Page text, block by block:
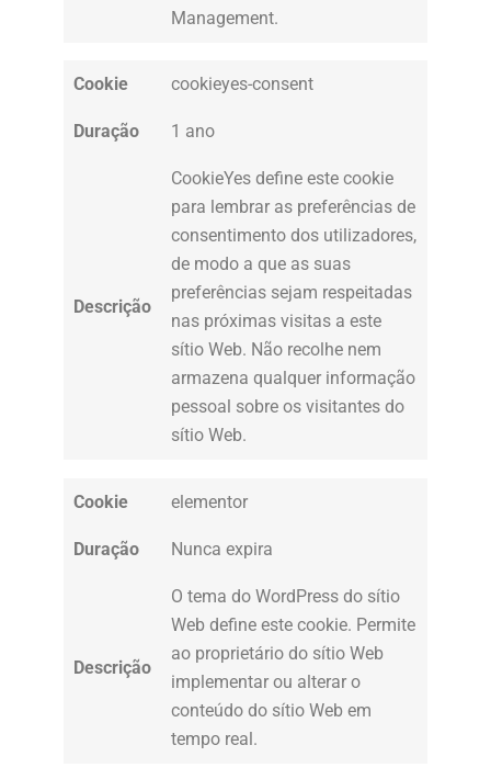
Management.
Cookie cookieyes-consent
Duração 1 ano
Descrição
CookieYes define este cookie
para lembrar as preferências de
consentimento dos utilizadores,
de modo a que as suas
preferências sejam respeitadas
nas próximas visitas a este
sítio Web. Não recolhe nem
armazena qualquer informação
pessoal sobre os visitantes do
sítio Web.
Cookie elementor
Duração Nunca expira
Descrição
O tema do WordPress do sítio
Web define este cookie. Permite
ao proprietário do sítio Web
implementar ou alterar o
conteúdo do sítio Web em
tempo real.